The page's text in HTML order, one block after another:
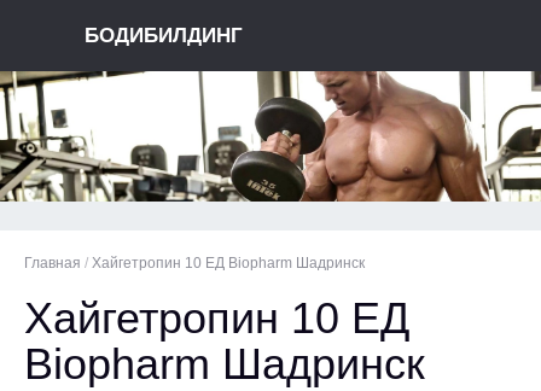
БОДИБИЛДИНГ
Главная / Хайгетропин 10 ЕД Biopharm Шадринск
Хайгетропин 10 ЕД
Biopharm Шадринск